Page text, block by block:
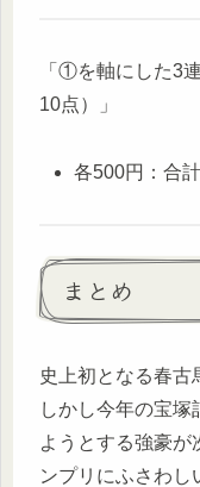
「①を軸にした3
10点）」
各500円：合
まとめ
史上初となる春古
しかし今年の宝
ようとする強豪が
ンプリにふさわし